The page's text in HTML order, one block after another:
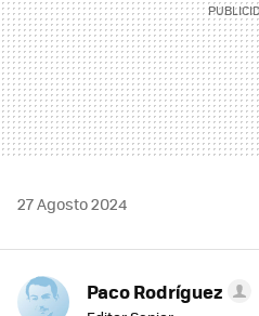
27 Agosto 2024
Paco Rodríguez